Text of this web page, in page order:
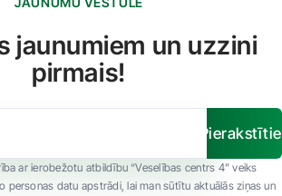
jaunumiem un uzzini
pirmais!
ar ierobežotu atbildību “Veselības centrs 4” veiks
personas datu apstrādi, lai man sūtītu aktuālās ziņas un